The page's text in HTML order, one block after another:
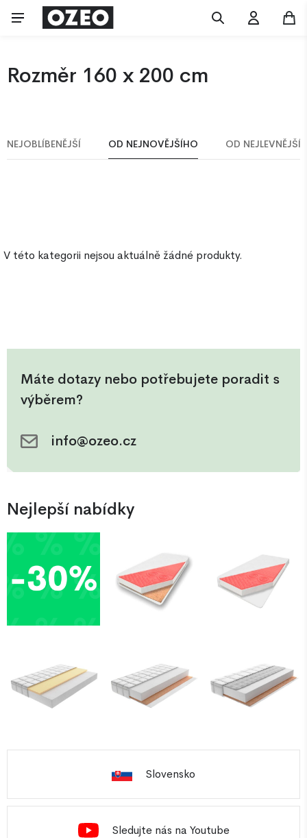
Rozměr 160 x 200 cm
NEJOBLÍBENĚJŠÍ OD NEJNOVĚJŠÍHO OD
V této kategorii nejsou aktuálně žádné produkty.
Máte dotazy nebo potřebujete poradit s
výběrem?
info@ozeo.cz
Nejlepší nabídky
Slovensko
Sledujte nás na Youtube